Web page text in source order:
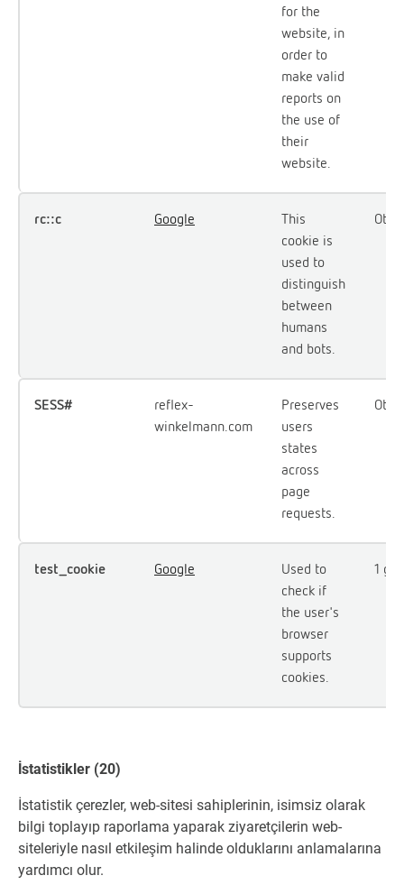
for the
website, in
order to
make valid
reports on
the use of
their
website.
rc::c Google
This
cookie is
used to
distinguish
between
humans
and bots.
SESS#
reflex-
winkelmann.com
Preserves
users
states
across
page
requests.
test_cookie Google
Used to
check if
the user's
browser
supports
cookies.
1 gün
İstatistikler (20)
İstatistik çerezler, web-sitesi sahiplerinin, isimsiz olarak
bilgi toplayıp raporlama yaparak ziyaretçilerin web-
siteleriyle nasıl etkileşim halinde olduklarını anlamalarına
yardımcı olur.